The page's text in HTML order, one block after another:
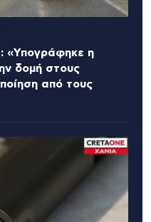
«Υπογράφηκε η
δομή στους
από τους